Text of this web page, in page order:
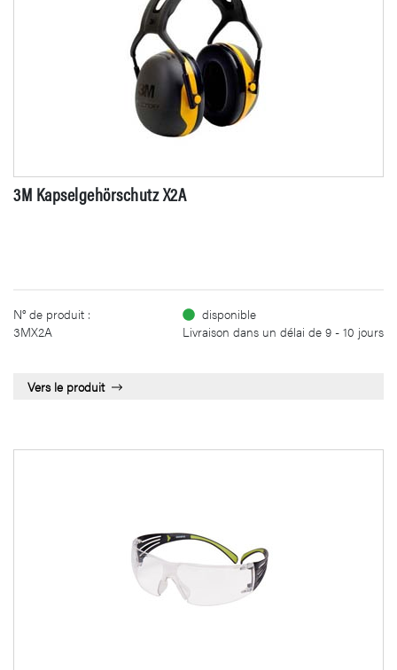
3M Kapselgehörschutz X2A
N° de produit :
3MX2A
disponible
Livraison dans un délai de 9 - 10 jours
Vers le produit